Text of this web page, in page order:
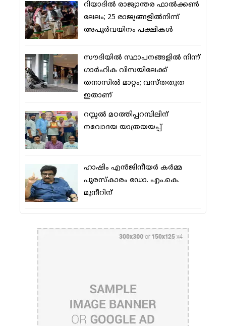
റിയാദില്‍ രാജ്യാന്തര ഫാല്‍ക്കണ്‍
ലേലം; 25 രാജ്യങ്ങളില്‍നിന്ന്
അപൂര്‍വയിനം പക്ഷികള്‍
സൗദിയില്‍ സ്ഥാപനങ്ങളില്‍ നിന്ന്
ഗാര്‍ഹിക വിസയിലേക്ക്
തനാസില്‍ മാറ്റം; വസ്തതുത
ഇതാണ്
റസ്സല്‍ മഠത്തിപ്പറമ്പിലിന്
നവോദയ യാത്രയയപ്പ്
ഹാഷിം എന്‍ജിനീയര്‍ കര്‍മ്മ
പുരസ്‌കാരം ഡോ. എം.കെ.
മുനീറിന്